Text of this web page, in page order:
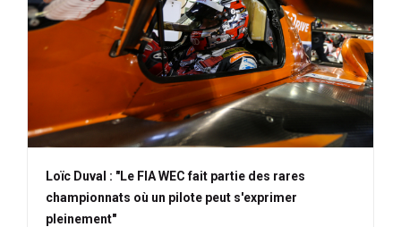
Loïc Duval : "Le FIA WEC fait partie des rares
championnats où un pilote peut s'exprimer
pleinement"